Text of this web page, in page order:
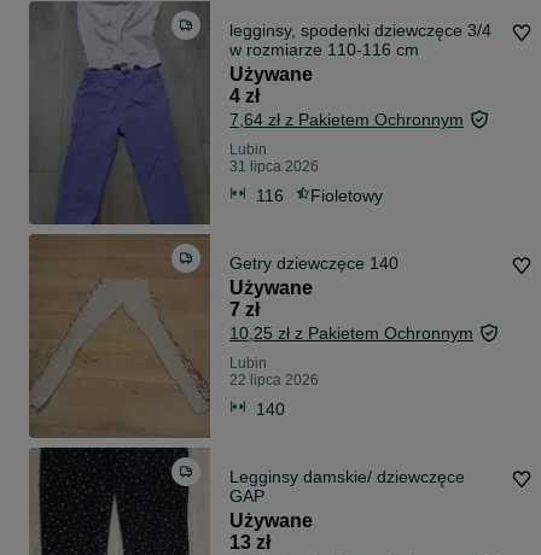
legginsy, spodenki dziewczęce 3/4
w rozmiarze 110-116 cm
Używane
4 zł
7,64 zł z Pakietem Ochronnym
Lubin
31 lipca 2026
116 Fioletowy
Getry dziewczęce 140
Używane
7 zł
10,25 zł z Pakietem Ochronnym
Lubin
22 lipca 2026
140
Legginsy damskie/ dziewczęce
GAP
Używane
13 zł